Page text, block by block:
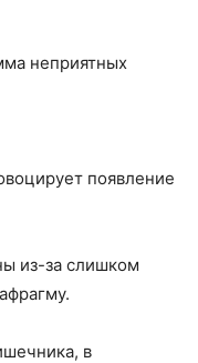
неприятных
появление
из-за слишком
в